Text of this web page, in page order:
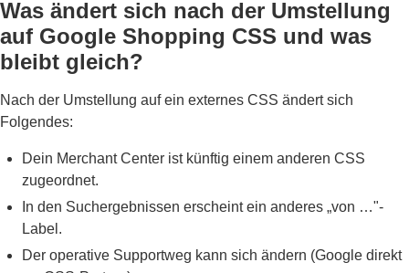
Was ändert sich nach der Umstellung
auf Google Shopping CSS und was
bleibt gleich?
Nach der Umstellung auf ein externes CSS ändert sich
Folgendes:
Dein Merchant Center ist künftig einem anderen CSS
zugeordnet.
In den Suchergebnissen erscheint ein anderes „von …"-
Label.
Der operative Supportweg kann sich ändern (Google direkt